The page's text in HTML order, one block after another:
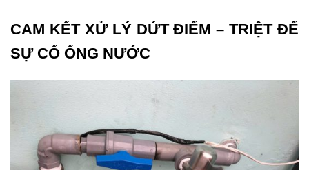
CAM KẾT XỬ LÝ DỨT ĐIỂM – TRIỆT ĐỂ
SỰ CỐ ỐNG NƯỚC